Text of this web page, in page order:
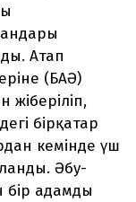
Атап
(БАӘ)
бірқатар
кемінде үш
Әбу-
адамды